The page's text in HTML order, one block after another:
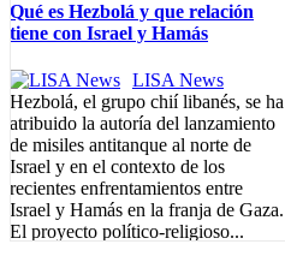
Qué es Hezbolá y que relación
tiene con Israel y Hamás
LISA News
Hezbolá, el grupo chií libanés, se ha
atribuido la autoría del lanzamiento
de misiles antitanque al norte de
Israel y en el contexto de los
recientes enfrentamientos entre
Israel y Hamás en la franja de Gaza.
El proyecto político-religioso...